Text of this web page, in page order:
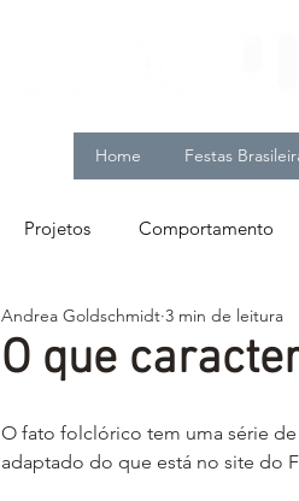
Home Festas
Projetos Comportamento
O que
Andrea Goldschmidt 3 min de leitura
O fato folclórico tem uma série
adaptado do que está no site do